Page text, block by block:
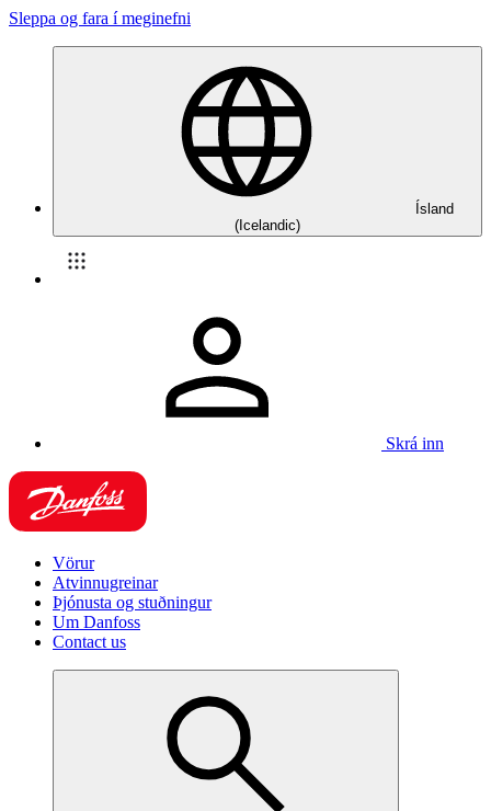
Sleppa og fara í meginefni
Ísland
(Icelandic)
Skrá inn
Vörur
Atvinnugreinar
Þjónusta og stuðningur
Um Danfoss
Contact us